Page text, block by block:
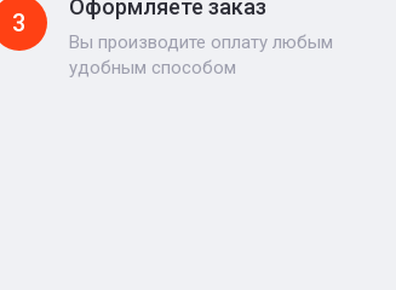
3
Оформляете заказ
Вы производите оплату любым
удобным способом